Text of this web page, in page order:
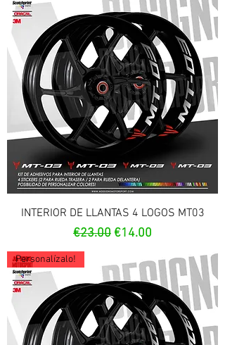
INTERIOR DE LLANTAS 4 LOGOS MT03
Regular Price
€23.00Sale Price
€14.00
Personalízalo!